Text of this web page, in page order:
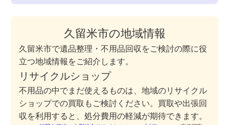
久留米市の地域情報
久留米市で遺品整理・不用品回収をご検討の際に役
立つ地域情報をご紹介します。
リサイクルショップ
不用品の中でまだ使えるものは、地域のリサイクル
ショップでの買取もご検討ください。買取や出張回
収を利用すると、処分費用の軽減が期待できます。